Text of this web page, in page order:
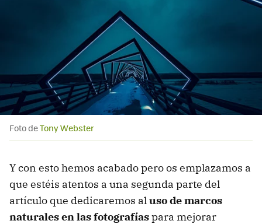
Foto deTony Webster
Y con esto hemos acabado pero os emplazamos a
que estéis atentos a una segunda parte del
artículo que dedicaremos aluso de marcos
naturales en las fotografíaspara mejorar